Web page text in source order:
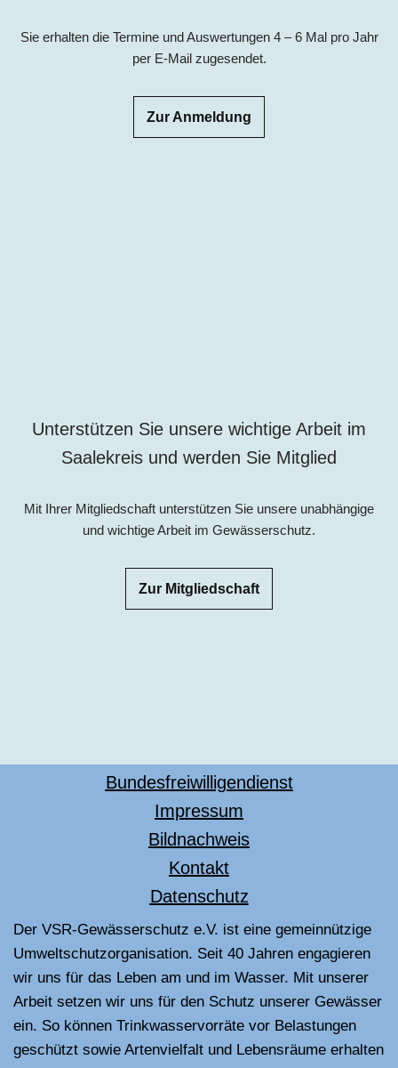
Sie erhalten die Termine und Auswertungen 4 – 6 Mal pro Jahr
per E-Mail zugesendet.
Zur Anmeldung
Unterstützen Sie unsere wichtige Arbeit im
Saalekreis und werden Sie Mitglied
Mit Ihrer Mitgliedschaft unterstützen Sie unsere unabhängige
und wichtige Arbeit im Gewässerschutz.
Zur Mitgliedschaft
Bundesfreiwilligendienst
Impressum
Bildnachweis
Kontakt
Datenschutz
Der VSR-Gewässerschutz e.V. ist eine gemeinnützige
Umweltschutzorganisation. Seit 40 Jahren engagieren
wir uns für das Leben am und im Wasser. Mit unserer
Arbeit setzen wir uns für den Schutz unserer Gewässer
ein. So können Trinkwasservorräte vor Belastungen
geschützt sowie Artenvielfalt und Lebensräume erhalten